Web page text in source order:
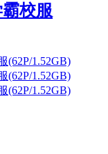
霸校服